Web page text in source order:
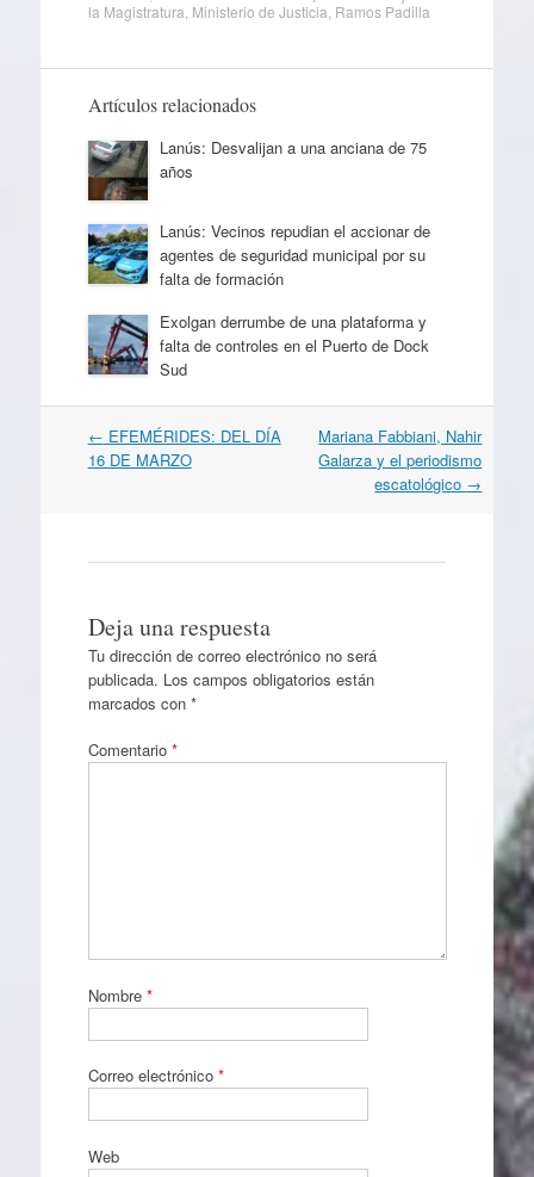
la Magistratura Ministerio de Justicia Ramos Padilla
Artículos relacionados
Lanús: Desvalijan a una anciana de 75
años
Lanús: Vecinos repudian el accionar de
agentes de seguridad municipal por su
falta de formación
Exolgan derrumbe de una plataforma y
falta de controles en el Puerto de Dock
Sud
Navegación
por
← EFEMÉRIDES: DEL DÍA
16 DE MARZO
Mariana Fabbiani, Nahir
Galarza y el periodismo
escatológico →
Deja una respuesta
Tu dirección de correo electrónico no será
publicada. Los campos obligatorios están
marcados con *
Comentario *
Nombre *
Correo electrónico *
Web